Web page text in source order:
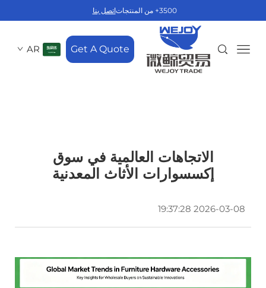
3500+ من المنتجات اتصل بنا
Get A Quote
AR
الاتجاهات العالمية في سوق
إكسسوارات الأثاث المعدنية
2026-03-08 19:37:28